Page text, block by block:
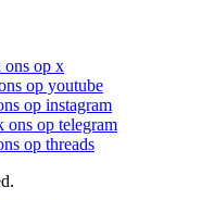
ons op x
op youtube
op instagram
ons op telegram
op threads